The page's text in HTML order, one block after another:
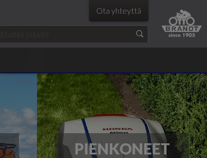
Ota yhteyttä
PIENKONEET